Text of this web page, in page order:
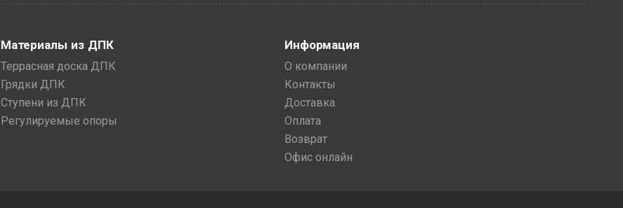
Материалы из ДПК
Террасная доска ДПК
Грядки ДПК
Ступени из ДПК
Регулируемые опоры
Информация
О компании
Контакты
Доставка
Оплата
Возврат
Офис онлайн